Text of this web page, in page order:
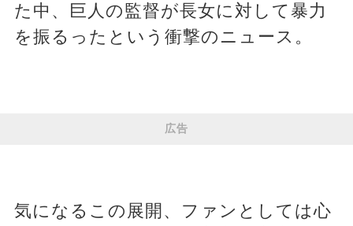
た中、巨人の監督が長女に対して暴力
を振るったという衝撃のニュース。
広告
気になるこの展開、ファンとしては心